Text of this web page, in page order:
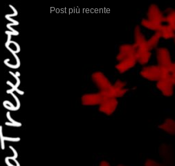
Post più recente